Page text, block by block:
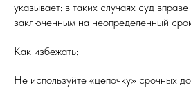
указывает: в таких случаях суд
заключенным на неопределенный
Как избежать:
Не используйте «цепочку» срочных